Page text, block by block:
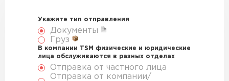
Укажите тип отправления
Документы
Груз
В компании TSM физические и юридические
лица обслуживаются в разных отделах
Отправка от частного лица
Отправка от компании/